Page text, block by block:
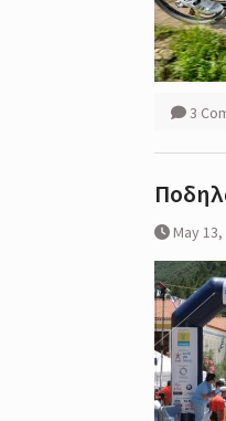
3
May 13,